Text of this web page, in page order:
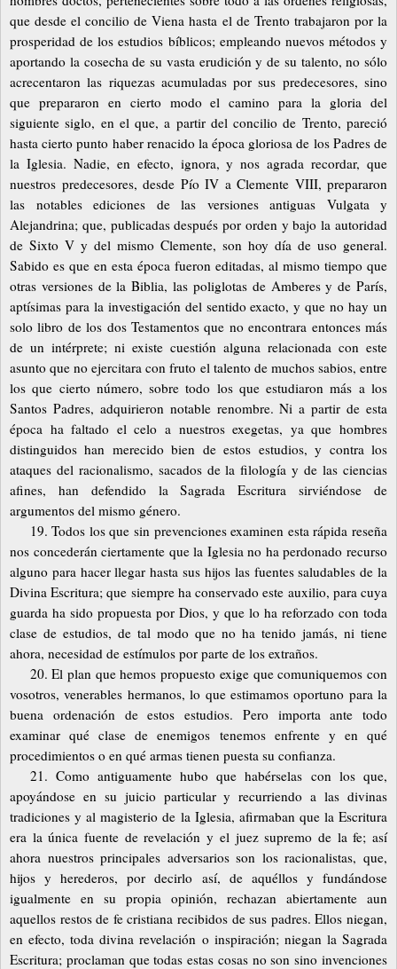
que desde el concilio de Viena hasta el de Trento trabajaron por la
prosperidad de los estudios bíblicos; empleando nuevos métodos y
aportando la cosecha de su vasta erudición y de su talento, no sólo
acrecentaron las riquezas acumuladas por sus predecesores, sino
que prepararon en cierto modo el camino para la gloria del
siguiente siglo, en el que, a partir del concilio de Trento, pareció
hasta cierto punto haber renacido la época gloriosa de los Padres de
la Iglesia. Nadie, en efecto, ignora, y nos agrada recordar, que
nuestros predecesores, desde Pío IV a Clemente VIII, prepararon
las notables ediciones de las versiones antiguas Vulgata y
Alejandrina; que, publicadas después por orden y bajo la autoridad
de Sixto V y del mismo Clemente, son hoy día de uso general.
Sabido es que en esta época fueron editadas, al mismo tiempo que
otras versiones de la Biblia, las poliglotas de Amberes y de París,
aptísimas para la investigación del sentido exacto, y que no hay un
solo libro de los dos Testamentos que no encontrara entonces más
de un intérprete; ni existe cuestión alguna relacionada con este
asunto que no ejercitara con fruto el talento de muchos sabios, entre
los que cierto número, sobre todo los que estudiaron más a los
Santos Padres, adquirieron notable renombre. Ni a partir de esta
época ha faltado el celo a nuestros exegetas, ya que hombres
distinguidos han merecido bien de estos estudios, y contra los
ataques del racionalismo, sacados de la filología y de las ciencias
afines, han defendido la Sagrada Escritura sirviéndose de
argumentos del mismo género.
19. Todos los que sin prevenciones examinen esta rápida reseña
nos concederán ciertamente que la Iglesia no ha perdonado recurso
alguno para hacer llegar hasta sus hijos las fuentes saludables de la
Divina Escritura; que siempre ha conservado este auxilio, para cuya
guarda ha sido propuesta por Dios, y que lo ha reforzado con toda
clase de estudios, de tal modo que no ha tenido jamás, ni tiene
ahora, necesidad de estímulos por parte de los extraños.
20. El plan que hemos propuesto exige que comuniquemos con
vosotros, venerables hermanos, lo que estimamos oportuno para la
buena ordenación de estos estudios. Pero importa ante todo
examinar qué clase de enemigos tenemos enfrente y en qué
procedimientos o en qué armas tienen puesta su confianza.
21. Como antiguamente hubo que habérselas con los que,
apoyándose en su juicio particular y recurriendo a las divinas
tradiciones y al magisterio de la Iglesia, afirmaban que la Escritura
era la única fuente de revelación y el juez supremo de la fe; así
ahora nuestros principales adversarios son los racionalistas, que,
hijos y herederos, por decirlo así, de aquéllos y fundándose
igualmente en su propia opinión, rechazan abiertamente aun
aquellos restos de fe cristiana recibidos de sus padres. Ellos niegan,
en efecto, toda divina revelación o inspiración; niegan la Sagrada
Escritura; proclaman que todas estas cosas no son sino invenciones